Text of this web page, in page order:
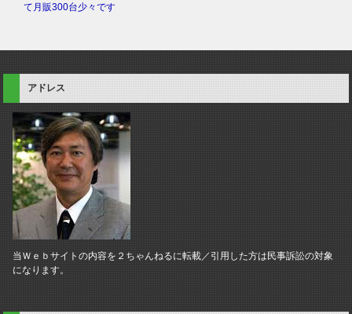
て月販300台少々です
アドレス
当Ｗｅｂサイトの内容を２ちゃんねるに転載／引用した方は民事訴訟の対象
になります。